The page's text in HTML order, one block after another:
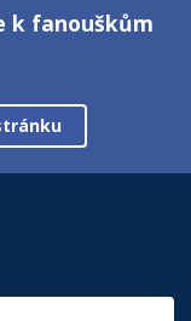
k fanouškům